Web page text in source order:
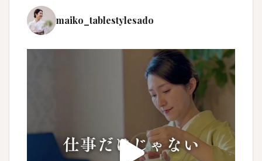
maiko_tablestylesado